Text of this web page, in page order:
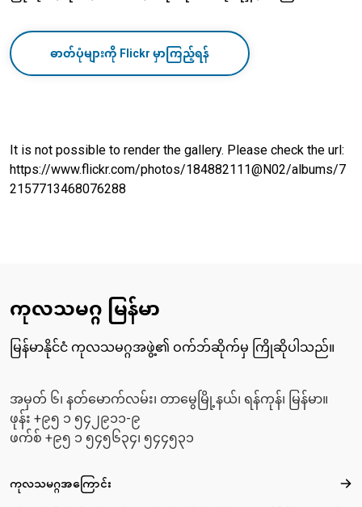
ဓာတ်ပုံများကို Flickr မှာကြည့်ရန်
It is not possible to render the gallery. Please check the url:
https://www.flickr.com/photos/184882111@N02/albums/7
2157713468076288
ကုလသမဂ္ဂ မြန်မာ
မြန်မာနိုင်ငံ ကုလသမဂ္ဂအဖွဲ့၏ ဝက်ဘ်ဆိုက်မှ ကြိုဆိုပါသည်။
အမှတ် ၆၊ နတ်မောက်လမ်း၊ တာမွေမြို့နယ်၊ ရန်ကုန်၊ မြန်မာ။
ဖုန်း +၉၅ ၁ ၅၄၂၉၁၁-၉
ဖက်စ် +၉၅ ၁ ၅၄၅၆၃၄၊ ၅၄၄၅၃၁
Footer menu
ကုလသမဂ္ဂအကြောင်း ကုလ